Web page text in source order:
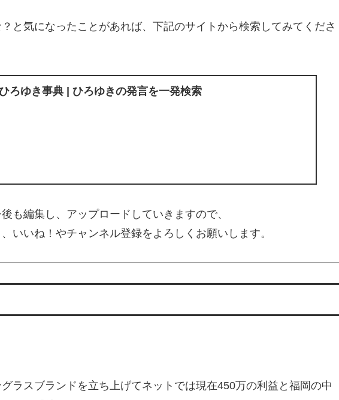
と気になったことがあれば、下記のサイトから検索してみてくださ
ろゆき事典 | ひろゆきの発言を一発検索
も編集し、アップロードしていきますので、
いいね！やチャンネル登録をよろしくお願いします。
ラスブランドを立ち上げてネットでは現在450万の利益と福岡の中